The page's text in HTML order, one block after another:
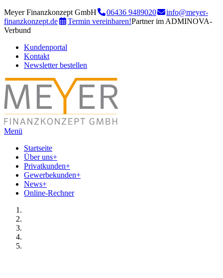
Meyer Finanzkonzept GmbH 06436 9489020
info@meyer-
finanzkonzept.de
Termin vereinbaren!Partner im ADMINOVA-
Verbund
Kundenportal
Kontakt
Newsletter bestellen
Menü
Startseite
Über uns+
Privatkunden+
Gewerbekunden+
News+
Online-Rechner